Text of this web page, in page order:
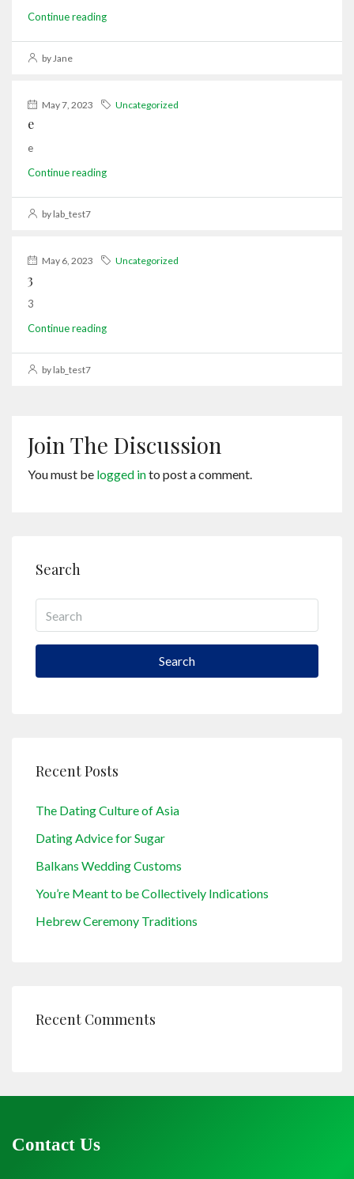
Continue reading
by Jane
May 7, 2023 Uncategorized
e
e
Continue reading
by lab_test7
May 6, 2023 Uncategorized
3
3
Continue reading
by lab_test7
Join The Discussion
You must be logged into post a comment.
Search
Search
Recent Posts
The Dating Culture of Asia
Dating Advice for Sugar
Balkans Wedding Customs
You’re Meant to be Collectively Indications
Hebrew Ceremony Traditions
Recent Comments
Contact Us